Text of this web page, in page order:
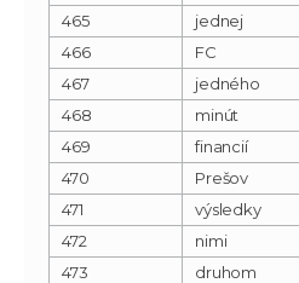
465
jednej
466
FC
467
jedného
468
minút
469
financií
470
Prešov
471
výsledky
472
nimi
473
druhom